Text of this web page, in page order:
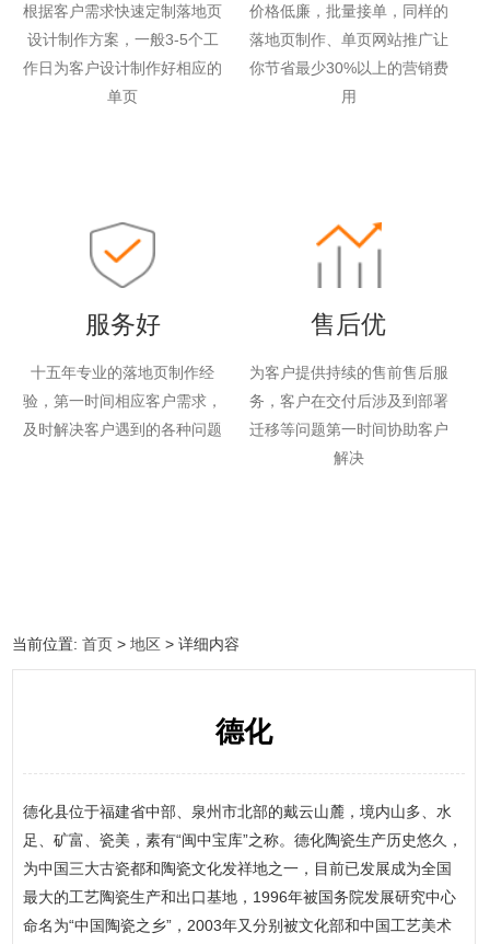
根据客户需求快速定制落地页
设计制作方案，一般3-5个工
作日为客户设计制作好相应的
单页
价格低廉，批量接单，同样的
落地页制作、单页网站推广让
你节省最少30%以上的营销费
用
服务好
十五年专业的落地页制作经
验，第一时间相应客户需求，
及时解决客户遇到的各种问题
售后优
为客户提供持续的售前售后服
务，客户在交付后涉及到部署
迁移等问题第一时间协助客户
解决
当前位置:首页 >地区 > 详细内容
德化
德化县位于福建省中部、泉州市北部的戴云山麓，境内山多、水
足、矿富、瓷美，素有“闽中宝库”之称。德化陶瓷生产历史悠久，
为中国三大古瓷都和陶瓷文化发祥地之一，目前已发展成为全国
最大的工艺陶瓷生产和出口基地，1996年被国务院发展研究中心
命名为“中国陶瓷之乡”，2003年又分别被文化部和中国工艺美术